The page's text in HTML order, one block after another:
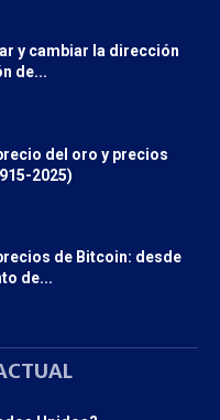
y cambiar la dirección
de...
del oro y precios
2025)
de Bitcoin: desde
de...